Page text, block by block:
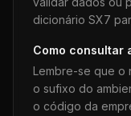
dicionário SX7
Como consultar
Lembre-se que o
o sufixo do
o código da